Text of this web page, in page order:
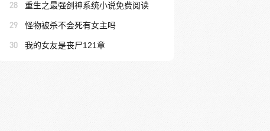
28 重生之最强剑神系统小说免费阅读
29 怪物被杀不会死有女主吗
30 我的女友是丧尸121章